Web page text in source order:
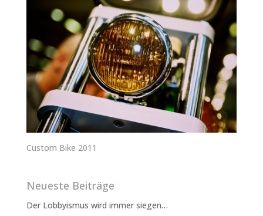
Custom Bike 2011
Neueste Beiträge
Der Lobbyismus wird immer siegen…